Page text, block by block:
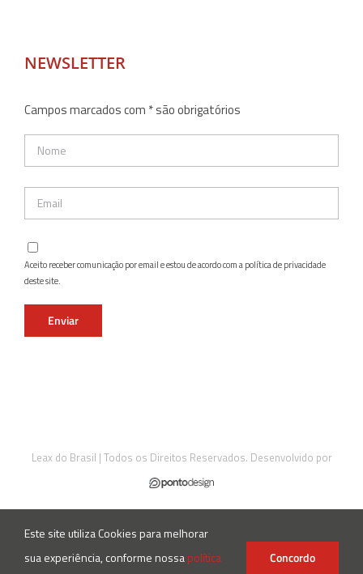
NEWSLETTER
Campos marcados com * são obrigatórios
Aceito receber comunicação por email e estou de acordo com a política de privacidade
deste site.
Leax do Brasil | Todos os Direitos Reservados. Desenvolvido por
InstagramFacebookLinkedIn
Este site utiliza Cookies para melhorar
sua experiência, conforme nossapolítica
Concordo